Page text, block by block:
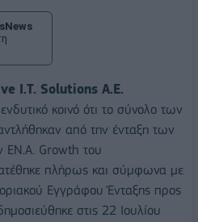
I.T. Solutions A.E.
κοινό ότι το σύνολο των
από την ένταξη των
ΕΝ.Α. Growth του
πλήρως και σύμφωνα με
Εγγράφου Ένταξης προς
στις 22 Ιουλίου